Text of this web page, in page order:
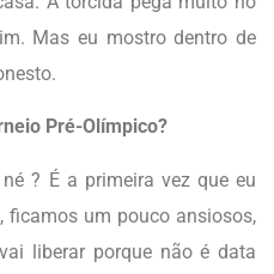
Mas eu mostro dentro de
Pré-Olímpico?
? É a primeira vez que eu
ficamos um pouco ansiosos,
liberar porque não é data